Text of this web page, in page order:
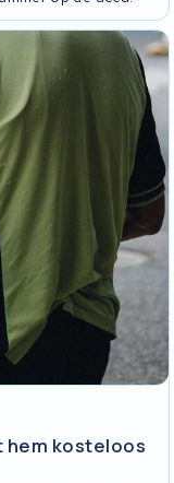
hem kosteloos